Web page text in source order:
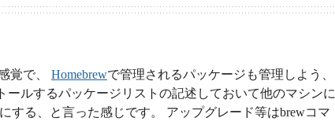
覚で、 Homebrewで管理されるパッケージも管理しよう、
ールするパッケージリストの記述しておいて他のマシンに
する、と言った感じです。 アップグレード等はbrewコマ